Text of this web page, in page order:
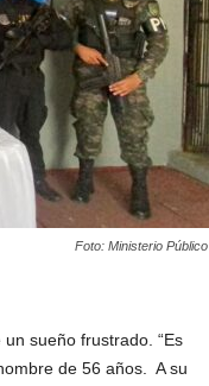
Foto: Ministerio Público
sueño frustrado. “Es
de 56 años. A su